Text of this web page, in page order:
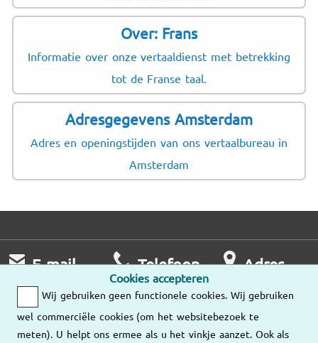
Over: Frans
Informatie over onze vertaaldienst met betrekking
tot de Franse taal.
Adresgegevens Amsterdam
Adres en openingstijden van ons vertaalbureau in
Amsterdam
Cookies accepteren
Wij gebruiken geen functionele cookies. Wij gebruiken
wel commerciële cookies (om het websitebezoek te
meten). U helpt ons ermee als u het vinkje aanzet. Ook als
E-mail
Wij nemen zo
snel mogelijk
contact met u op.
Telefoon
Ma – Vr
Adres
Onze
vestigingen